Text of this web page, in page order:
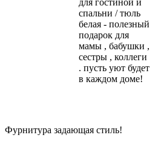
спальни / тюль
белая - полезный
подарок для
мамы , бабушки ,
сестры , коллеги
. пусть уют будет
в каждом доме!
Фурнитура задающая стиль!